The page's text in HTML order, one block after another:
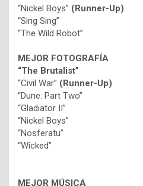
“Nickel Boys” (Runner-Up)
“Sing Sing”
“The Wild Robot”
MEJOR FOTOGRAFÍA
“The Brutalist”
“Civil War” (Runner-Up)
“Dune: Part Two”
“Gladiator II”
“Nickel Boys”
“Nosferatu”
“Wicked”
MEJOR MÚSICA